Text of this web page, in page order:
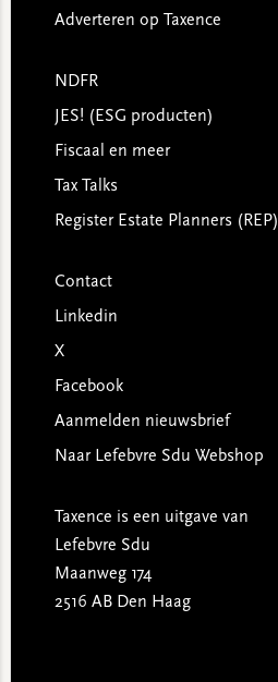
Adverteren op Taxence
NDFR
JES! (ESG producten)
Fiscaal en meer
Tax Talks
Register Estate Planners (REP)
Contact
Linkedin
X
Facebook
Aanmelden nieuwsbrief
Naar Lefebvre Sdu Webshop
Taxence is een uitgave van
Lefebvre Sdu
Maanweg 174
2516 AB Den Haag